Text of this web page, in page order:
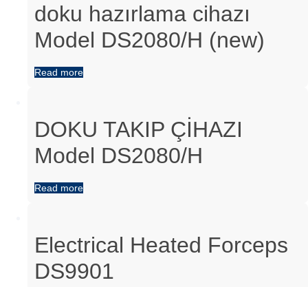
doku hazırlama cihazı
Model DS2080/H (new)
Read more
DOKU TAKIP ÇİHAZI
Model DS2080/H
Read more
Electrical Heated Forceps
DS9901